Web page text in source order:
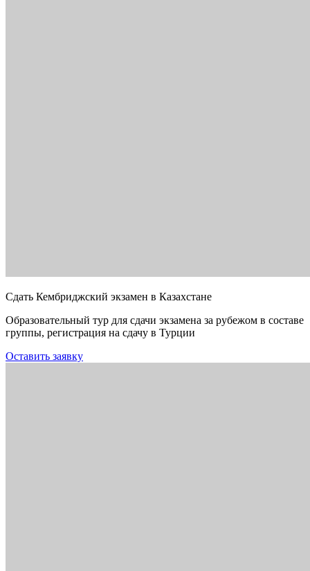
Сдать Кембриджский экзамен в Казахстане
Образовательный тур для сдачи экзамена за рубежом в составе
группы, регистрация на сдачу в Турции
Оставить заявку